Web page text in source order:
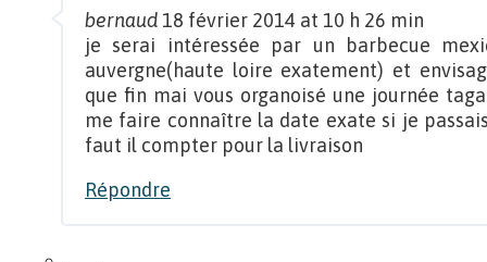
bernaud 18 février 2014 at 10 h 26 min
je serai intéressée par un barbecue
auvergne(haute loire exatement) et
que fin mai vous organoisé une journée
me faire connaître la date exate si je
faut il compter pour la livraison
Répondre